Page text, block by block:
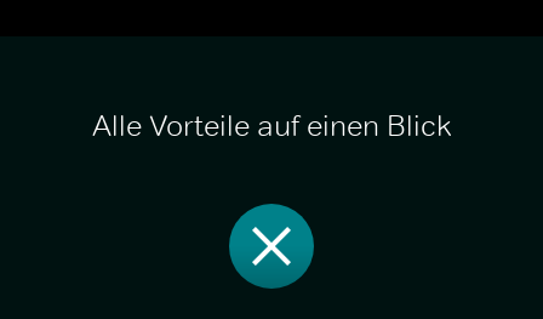
Alle Vorteile auf einen Blick